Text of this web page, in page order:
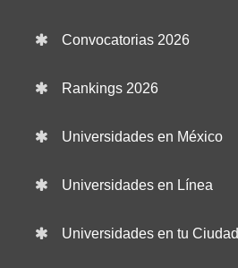
Convocatorias 2026
Rankings 2026
Universidades en México
Universidades en Línea
Universidades en tu Ciudad